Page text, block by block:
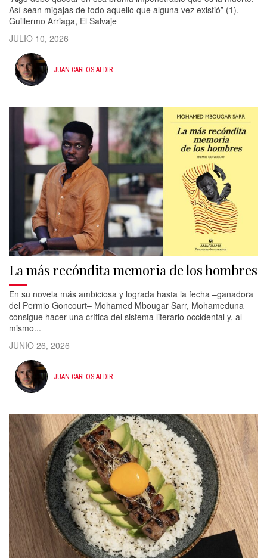
Así sean migajas de todo aquello que alguna vez existió” (1). –
Guillermo Arriaga, El Salvaje
JULIO 10, 2026
JUAN CARLOS ALDIR
La más recóndita memoria de los hombres
En su novela más ambiciosa y lograda hasta la fecha –ganadora
del Permio Goncourt– Mohamed Mbougar Sarr, Mohameduna
consigue hacer una crítica del sistema literario occidental y, al
mismo...
JUNIO 26, 2026
JUAN CARLOS ALDIR